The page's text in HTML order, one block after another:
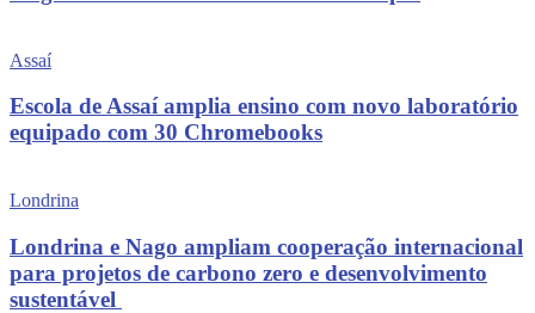
Assaí
Escola de Assaí amplia ensino com novo laboratório
equipado com 30 Chromebooks
Londrina
Londrina e Nago ampliam cooperação internacional
para projetos de carbono zero e desenvolvimento
sustentável